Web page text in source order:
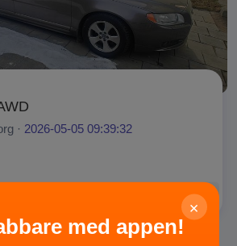
· 2026-05-05 09:39:32
×
med appen!